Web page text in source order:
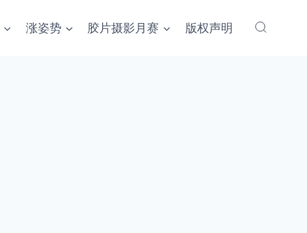
涨姿势 胶片摄影月赛 版权声明